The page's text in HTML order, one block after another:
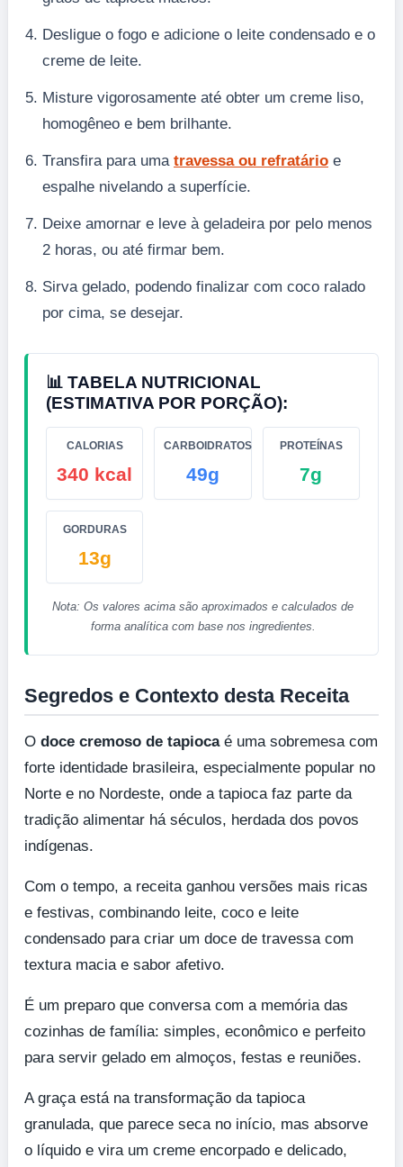
Desligue o fogo e adicione o leite condensado e o
creme de leite.
Misture vigorosamente até obter um creme liso,
homogêneo e bem brilhante.
Transfira para uma travessa ou refratário e
espalhe nivelando a superfície.
Deixe amornar e leve à geladeira por pelo menos
2 horas, ou até firmar bem.
Sirva gelado, podendo finalizar com coco ralado
por cima, se desejar.
📊 TABELA NUTRICIONAL
(ESTIMATIVA POR PORÇÃO):
CALORIAS
340 kcal
CARBOIDRATOS
49g
PROTEÍNAS
7g
GORDURAS
13g
Nota: Os valores acima são aproximados e calculados de
forma analítica com base nos ingredientes.
Segredos e Contexto desta Receita
O doce cremoso de tapiocaé uma sobremesa com
forte identidade brasileira, especialmente popular no
Norte e no Nordeste, onde a tapioca faz parte da
tradição alimentar há séculos, herdada dos povos
indígenas.
Com o tempo, a receita ganhou versões mais ricas
e festivas, combinando leite, coco e leite
condensado para criar um doce de travessa com
textura macia e sabor afetivo.
É um preparo que conversa com a memória das
cozinhas de família: simples, econômico e perfeito
para servir gelado em almoços, festas e reuniões.
A graça está na transformação da tapioca
granulada, que parece seca no início, mas absorve
o líquido e vira um creme encorpado e delicado,